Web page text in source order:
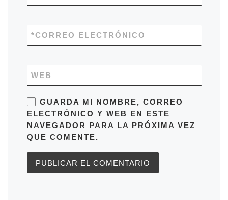
CORREO ELECTRÓNICO
*
WEB
GUARDA MI NOMBRE, CORREO
ELECTRÓNICO Y WEB EN ESTE
NAVEGADOR PARA LA PRÓXIMA VEZ
QUE COMENTE.